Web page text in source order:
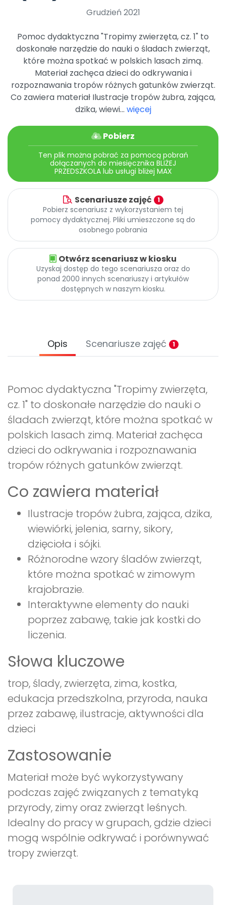
Grudzień 2021
Pomoc dydaktyczna "Tropimy zwierzęta, cz. 1" to
doskonałe narzędzie do nauki o śladach zwierząt,
które można spotkać w polskich lasach zimą.
Materiał zachęca dzieci do odkrywania i
rozpoznawania tropów różnych gatunków zwierząt.
Co zawiera materiał Ilustracje tropów żubra, zająca,
dzika, wiewi... więcej
Pobierz
Ten plik można pobrać za pomocą pobrań
dołączanych do miesięcznika BLIŻEJ
PRZEDSZKOLA lub usługi bliżej MAX
Scenariusze zajęć 1
Pobierz scenariusz z wykorzystaniem tej
pomocy dydaktycznej. Pliki umieszczone są do
osobnego pobrania
Otwórz scenariusz w kiosku
Uzyskaj dostęp do tego scenariusza oraz do
ponad 2000 innych scenariuszy i artykułów
dostępnych w naszym kiosku.
Opis Scenariusze zajęć 1
Pomoc dydaktyczna "Tropimy zwierzęta,
cz. 1" to doskonałe narzędzie do nauki o
śladach zwierząt, które można spotkać w
polskich lasach zimą. Materiał zachęca
dzieci do odkrywania i rozpoznawania
tropów różnych gatunków zwierząt.
Co zawiera materiał
Ilustracje tropów żubra, zająca, dzika,
wiewiórki, jelenia, sarny, sikory,
dzięcioła i sójki.
Różnorodne wzory śladów zwierząt,
które można spotkać w zimowym
krajobrazie.
Interaktywne elementy do nauki
poprzez zabawę, takie jak kostki do
liczenia.
Słowa kluczowe
trop, ślady, zwierzęta, zima, kostka,
edukacja przedszkolna, przyroda, nauka
przez zabawę, ilustracje, aktywności dla
dzieci
Zastosowanie
Materiał może być wykorzystywany
podczas zajęć związanych z tematyką
przyrody, zimy oraz zwierząt leśnych.
Idealny do pracy w grupach, gdzie dzieci
mogą wspólnie odkrywać i porównywać
tropy zwierząt.